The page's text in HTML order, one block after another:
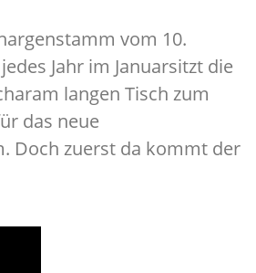
vom 10.
Jahr im Januarsitzt die
langen Tisch zum
das neue
Doch zuerst da kommt der